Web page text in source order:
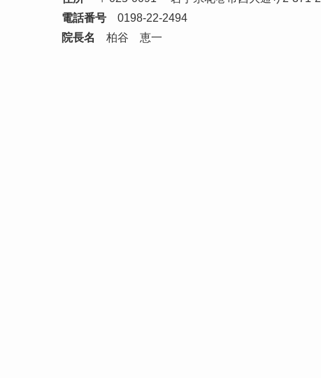
電話番号 0198-22-2494
院長名
柏谷 恵一